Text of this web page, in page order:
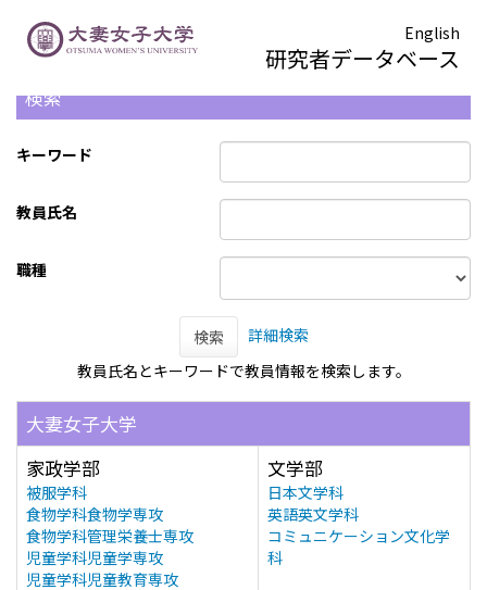
English
研究者データベース
検索
キーワード
教員氏名
職種
検索
詳細検索
教員氏名とキーワードで教員情報を検索します。
大妻女子大学
家政学部
被服学科
食物学科食物学専攻
食物学科管理栄養士専攻
児童学科児童学専攻
児童学科児童教育専攻
文学部
日本文学科
英語英文学科
コミュニケーション文化学
科